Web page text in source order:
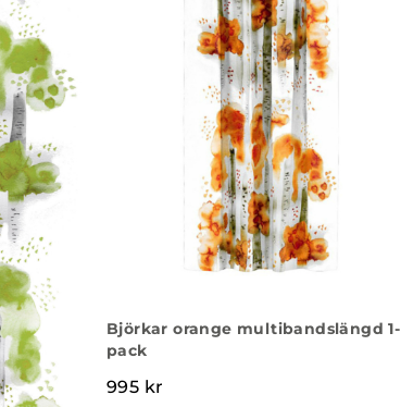
Björkar orange multibandslängd 1-
pack
995 kr